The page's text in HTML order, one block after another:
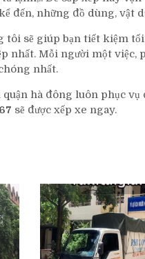
đến, những đồ dùng,
tôi sẽ giúp bạn tiết kiệm
nhất. Mỗi người một
nhất.
hà đông luôn phục vụ
sẽ được xếp xe ngay.